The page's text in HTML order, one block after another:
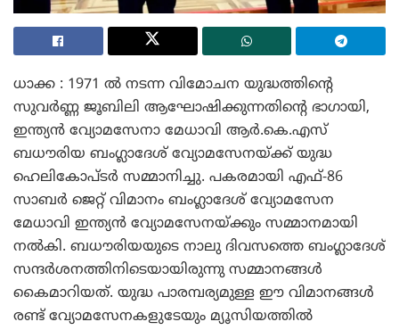
ധാക്ക : 1971 ല്‍ നടന്ന വിമോചന യുദ്ധത്തിന്റെ
സുവര്‍ണ്ണ ജൂബിലി ആഘോഷിക്കുന്നതിന്റെ ഭാഗായി,
ഇന്ത്യന്‍ വ്യോമസേനാ മേധാവി ആര്‍.കെ.എസ്
ബധൗരിയ ബംഗ്ലാദേശ് വ്യോമസേനയ്ക്ക് യുദ്ധ
ഹെലികോപ്ടര്‍ സമ്മാനിച്ചു. പകരമായി എഫ്-86
സാബര്‍ ജെറ്റ് വിമാനം ബംഗ്ലാദേശ് വ്യോമസേന
മേധാവി ഇന്ത്യന്‍ വ്യോമസേനയ്ക്കും സമ്മാനമായി
നല്‍കി. ബധൗരിയയുടെ നാലു ദിവസത്തെ ബംഗ്ലാദേശ്
സന്ദര്‍ശനത്തിനിടെയായിരുന്നു സമ്മാനങ്ങള്‍
കൈമാറിയത്. യുദ്ധ പാരമ്പര്യമുള്ള ഈ വിമാനങ്ങള്‍
രണ്ട് വ്യോമസേനകളുടേയും മ്യൂസിയത്തില്‍